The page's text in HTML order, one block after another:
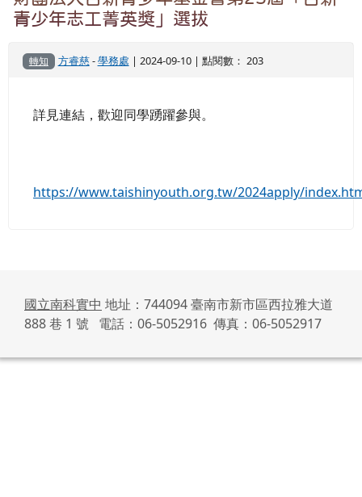
青少年志工菁英獎」選拔
轉知 方睿慈-學務處 | 2024-09-10 | 點閱數： 203
詳見連結，歡迎同學踴躍參與。
https://www.taishinyouth.org.tw/2024apply/
國立南科實中 地址：744094 臺南市新市區西拉雅大道
888 巷 1 號 電話：06-5052916 傳真：06-5052917